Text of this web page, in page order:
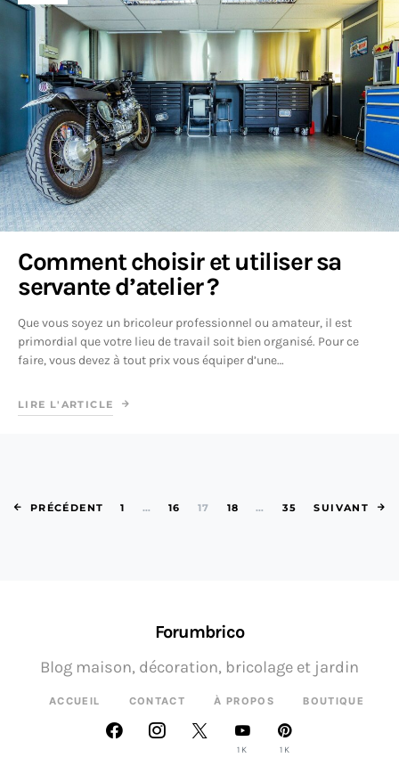
Comment choisir et utiliser sa
servante d’atelier ?
Que vous soyez un bricoleur professionnel ou amateur, il est
primordial que votre lieu de travail soit bien organisé. Pour ce
faire, vous devez à tout prix vous équiper d’une…
LIRE L'ARTICLE
Pagination des
PRÉCÉDENT 1 … 16 17 18 … 35 SUIVANT
Forumbrico
ACCUEIL CONTACT À PROPOS BOUTIQUE
Blog maison, décoration, bricolage et jardin
1K 1K